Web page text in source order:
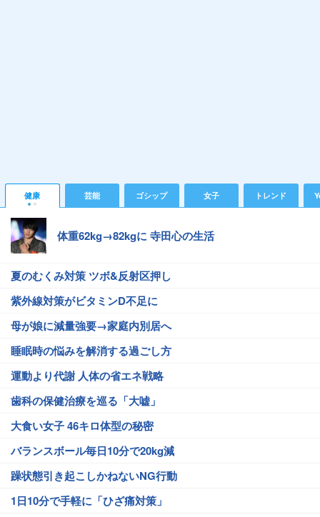
健康 芸能 ゴシップ 女子 トレンド
体重62kg→82kgに 寺田心の生活
夏のむくみ対策 ツボ&反射区押し
紫外線対策がビタミンD不足に
母が娘に減量強要→家庭内別居へ
睡眠時の悩みを解消する過ごし方
運動より代謝 人体の省エネ戦略
歯科の保健治療を巡る「大嘘」
大食い女子 46キロ体型の秘密
バランスボール毎日10分で20kg減
躁状態引き起こしかねないNG行動
1日10分で手軽に「ひざ痛対策」